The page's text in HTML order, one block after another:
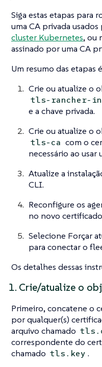
Siga estas etapas para
uma CA privada
cluster Kubernetes, ou
assinado por uma CA
Um resumo das etapas
Crie ou atualize o
tls-rancher-
e a chave privada.
Crie ou atualize o
tls-ca com o
necessário ao usar
Atualize a
CLI.
Reconfigure os
no novo
Selecione Forçar
para conectar o
Os detalhes dessas
1. Crie/atualize o
Primeiro, concatene o
por qualquer(s)
arquivo chamado
correspondente do
chamado tls.key .